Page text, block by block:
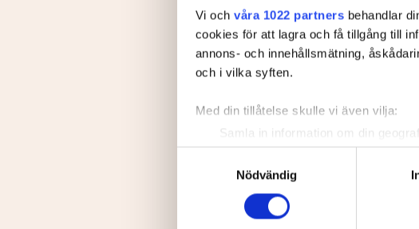
Vi och våra 1022 partners behandlar
cookies för att lagra och få tillgång till
annons- och innehållsmätning,
och i vilka syften.
Med din tillåtelse skulle vi även vilja:
Samla in information om din
Identifiera din enhet genom att
Ta reda på mer om hur dina
eller dra tillbaka ditt samtycke när som
Nödvändig